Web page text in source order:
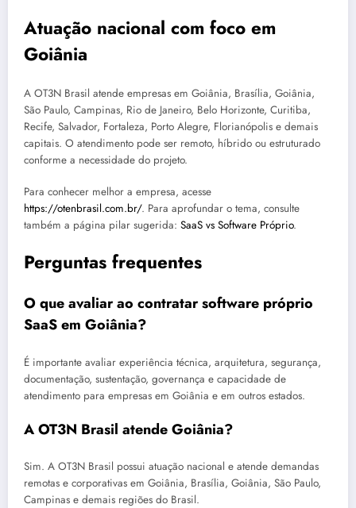
Atuação nacional com foco em
Goiânia
A OT3N Brasil atende empresas em Goiânia, Brasília, Goiânia,
São Paulo, Campinas, Rio de Janeiro, Belo Horizonte, Curitiba,
Recife, Salvador, Fortaleza, Porto Alegre, Florianópolis e demais
capitais. O atendimento pode ser remoto, híbrido ou estruturado
conforme a necessidade do projeto.
Para conhecer melhor a empresa, acesse
https://otenbrasil.com.br/. Para aprofundar o tema, consulte
também a página pilar sugerida: SaaS vs Software Próprio.
Perguntas frequentes
O que avaliar ao contratar software próprio
SaaS em Goiânia?
É importante avaliar experiência técnica, arquitetura, segurança,
documentação, sustentação, governança e capacidade de
atendimento para empresas em Goiânia e em outros estados.
A OT3N Brasil atende Goiânia?
Sim. A OT3N Brasil possui atuação nacional e atende demandas
remotas e corporativas em Goiânia, Brasília, Goiânia, São Paulo,
Campinas e demais regiões do Brasil.